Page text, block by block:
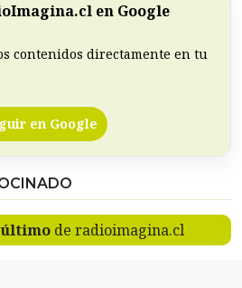
en Google
contenidos directamente en tu
en Google
de radioimagina.cl